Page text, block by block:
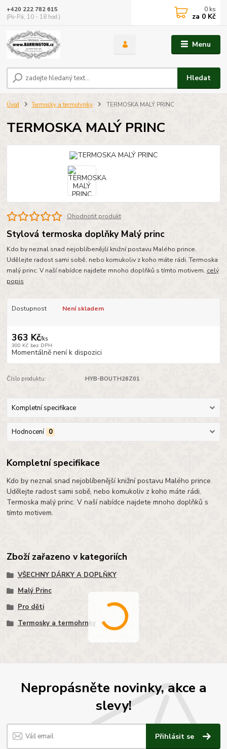
Menu
Hledat
+420 222 782 615
(Po-Pá, 10 - 18 hod.)
0 ks
za 0 Kč
Úvod Termosky a termohrnky TERMOSKA MALÝ PRINC
TERMOSKA MALÝ PRINC
Ohodnotit produkt
Stylová termoska doplňky Malý princ
Kdo by neznal snad nejoblíbenější knižní postavu Malého prince.
Udělejte radost sami sobě, nebo komukoliv z koho máte rádi. Termoska
malý princ. V naší nabídce najdete mnoho doplňků s tímto motivem. celý
popis
Dostupnost Není skladem
363 Kč/ks
300 Kč bez DPH
Momentálně není k dispozici
Číslo produktu: HYB-BOUTH26Z01
Kompletní specifikace
Hodnocení 0
Kompletní specifikace
Kdo by neznal snad nejoblíbenější knižní postavu Malého prince.
Udělejte radost sami sobě, nebo komukoliv z koho máte rádi.
Termoska malý princ. V naší nabídce najdete mnoho doplňků s
tímto motivem.
Zboží zařazeno v kategoriích
VŠECHNY DÁRKY A DOPLŇKY
Malý Princ
Pro děti
Termosky a termohrnky
Nepropásněte novinky, akce a
slevy!
Přihlásit se